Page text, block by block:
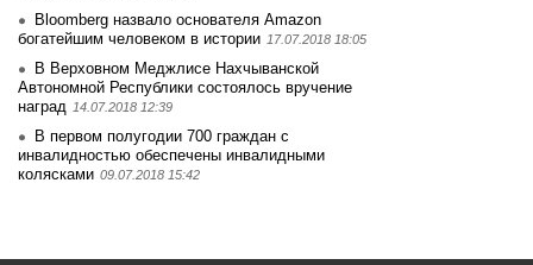
Bloomberg назвало основателя Amazon
богатейшим человеком в истории 17.07.2018 18:05
В Верховном Меджлисе Нахчыванской
Автономной Республики состоялось вручение
наград 14.07.2018 12:39
В первом полугодии 700 граждан с
инвалидностью обеспечены инвалидными
колясками 09.07.2018 15:42